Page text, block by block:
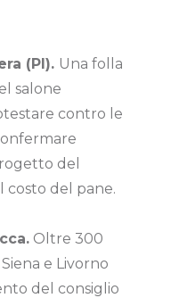
(PI). Una folla
salone
contro le
del
del pane.
Oltre 300
e Livorno
del consiglio